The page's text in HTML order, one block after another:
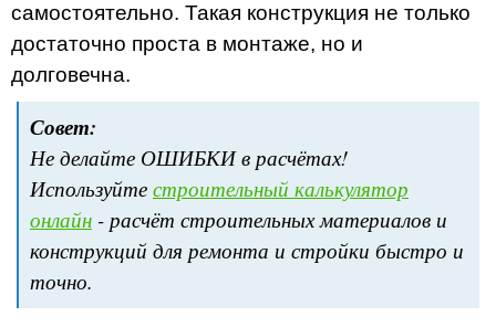
самостоятельно. Такая конструкция не только
достаточно проста в монтаже, но и
долговечна.
Совет:
Не делайте ОШИБКИ в расчётах!
Используйте строительный калькулятор
онлайн - расчёт строительных материалов и
конструкций для ремонта и стройки быстро и
точно.